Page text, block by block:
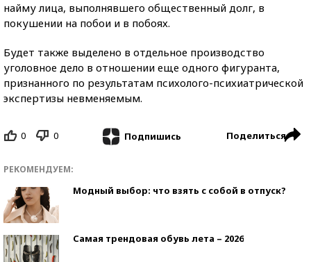
найму лица, выполнявшего общественный долг, в
покушении на побои и в побоях.
Будет также выделено в отдельное производство
уголовное дело в отношении еще одного фигуранта,
признанного по результатам психолого-психиатрической
экспертизы невменяемым.
0 0 Подпишись Поделиться
РЕКОМЕНДУЕМ:
Модный выбор: что взять с собой в отпуск?
Самая трендовая обувь лета – 2026